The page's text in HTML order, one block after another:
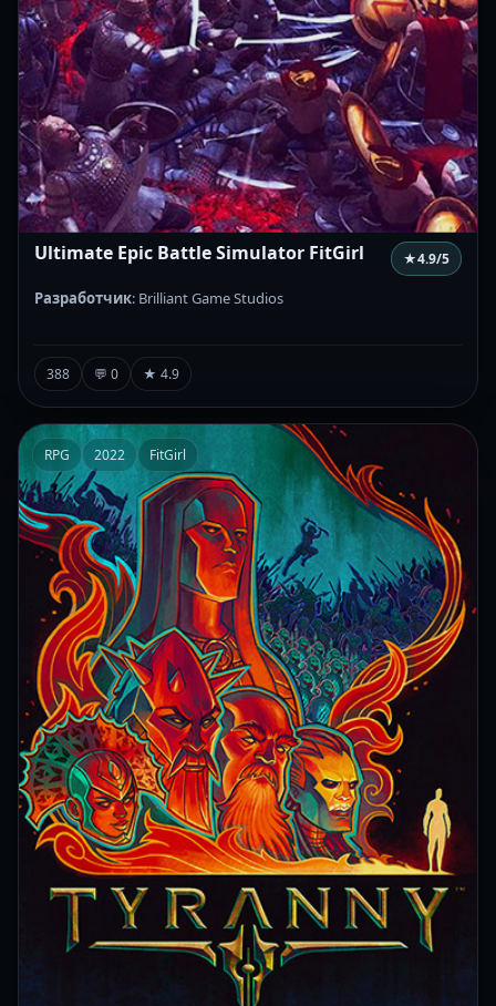
Ultimate Epic Battle Simulator FitGirl ★4.9/5
Разработчик: Brilliant Game Studios
388 💬 0 ★ 4.9
RPG 2022 FitGirl